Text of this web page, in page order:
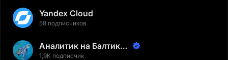
Yandex Cloud
58 подписчиков
Аналитик на Балтике |
Неверов Станислав
1,9K подписчик